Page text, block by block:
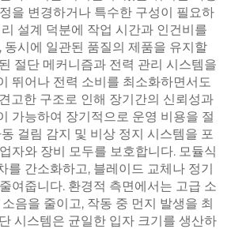
을 변경하거나 특수한 구성이 필요하
설계 덕분에 작업 시간과 인건비를
동시에 일관된 품질의 제품을 유지할
절단 메커니즘과 전력 관리 시스템을
뛰어나 전력 소비를 최소화하면서도
고한 구조로 인해 장기간의 신뢰성과
가능하여 장기적으로 운영 비용을 절
걸림 감지 및 비상 정지 시스템을 포
자와 장비 모두를 보호합니다. 모듈식
를 간소화하고, 블레이드 교체나 정기
여줍니다. 환경적 측면에서는 고급 소
음을 줄이고, 작동 중 먼지 발생을 최
시스템은 균일한 입자 크기를 생산하